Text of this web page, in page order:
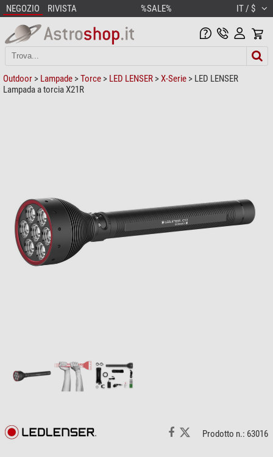
NEGOZIO RIVISTA %SALE% IT / $
Outdoor > Lampade >Torce > LED LENSER >X-Serie > LED LENSER
Lampada a torcia X21R
Prodotto n.: 63016